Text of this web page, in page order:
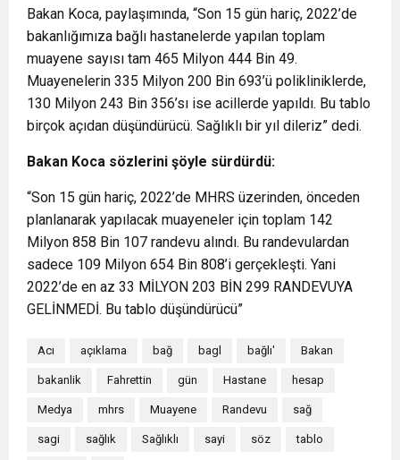
Bakan Koca, paylaşımında, “Son 15 gün hariç, 2022’de
bakanlığımıza bağlı hastanelerde yapılan toplam
muayene sayısı tam 465 Milyon 444 Bin 49.
Muayenelerin 335 Milyon 200 Bin 693’ü polikliniklerde,
130 Milyon 243 Bin 356’sı ise acillerde yapıldı. Bu tablo
birçok açıdan düşündürücü. Sağlıklı bir yıl dileriz” dedi.
Bakan Koca sözlerini şöyle sürdürdü:
“Son 15 gün hariç, 2022’de MHRS üzerinden, önceden
planlanarak yapılacak muayeneler için toplam 142
Milyon 858 Bin 107 randevu alındı. Bu randevulardan
sadece 109 Milyon 654 Bin 808’i gerçekleşti. Yani
2022’de en az 33 MİLYON 203 BİN 299 RANDEVUYA
GELİNMEDİ. Bu tablo düşündürücü”
Acı açıklama bağ bagl bağlı' Bakan
bakanlik Fahrettin gün Hastane hesap
Medya mhrs Muayene Randevu sağ
sagi sağlık Sağlıklı sayi söz tablo